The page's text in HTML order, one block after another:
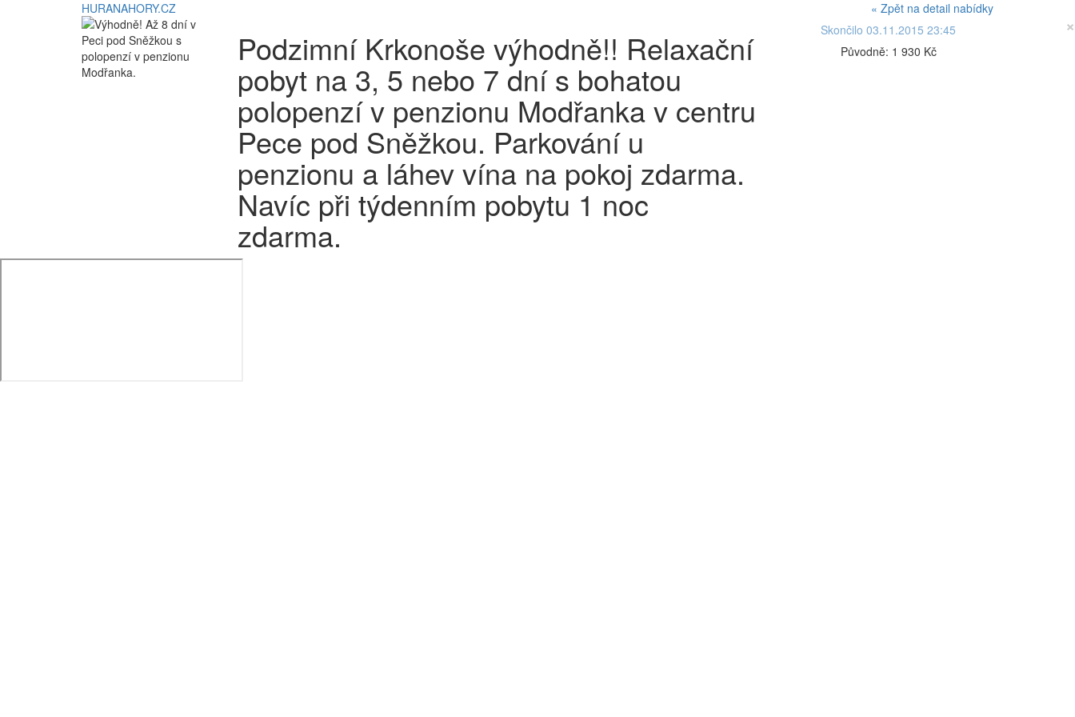
HURANAHORY.CZ « Zpět na detail nabídky
×
Podzimní Krkonoše výhodně!! Relaxační
pobyt na 3, 5 nebo 7 dní s bohatou
polopenzí v penzionu Modřanka v centru
Pece pod Sněžkou. Parkování u
penzionu a láhev vína na pokoj zdarma.
Navíc při týdenním pobytu 1 noc
zdarma.
Skončilo 03.11.2015 23:45
Původně: 1 930 Kč